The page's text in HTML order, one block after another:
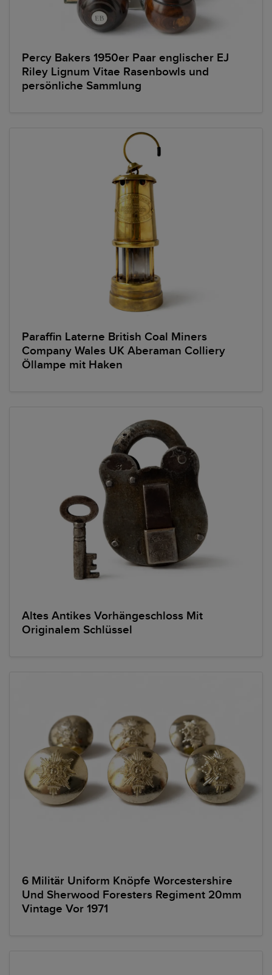
Percy Bakers 1950er Paar englischer EJ
Riley Lignum Vitae Rasenbowls und
persönliche Sammlung
Paraffin Laterne British Coal Miners
Company Wales UK Aberaman Colliery
Öllampe mit Haken
Altes Antikes Vorhängeschloss Mit
Originalem Schlüssel
6 Militär Uniform Knöpfe Worcestershire
Und Sherwood Foresters Regiment 20mm
Vintage Vor 1971